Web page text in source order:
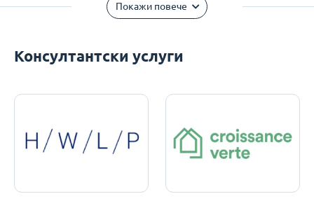
Покажи повече
Консултантски услуги